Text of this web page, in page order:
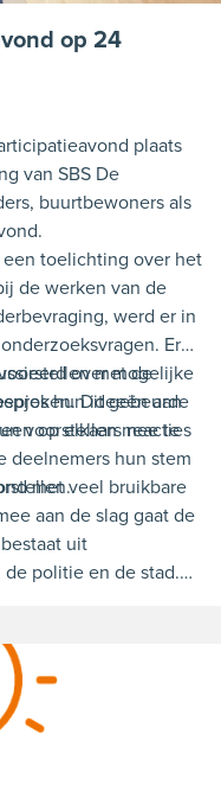
op 24
plaats
van SBS De
buurtbewoners als
toelichting over het
de werken van de
werd er in
Er
over mogelijke
hun ideeën aan
voorstellen mee te
deelnemers hun stem
met de
Dit gebeurde
op elkaars reacties
met veel bruikbare
aan de slag gaat de
uit
politie en de stad.
de ideeën die tijdens
Zo kan in het
op het terrein